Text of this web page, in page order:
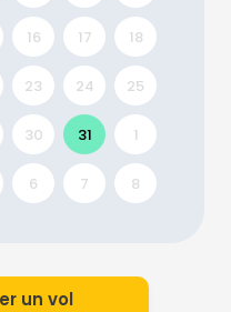
16 17 18
23 24 25
30 31 1
6 7 8
un vol